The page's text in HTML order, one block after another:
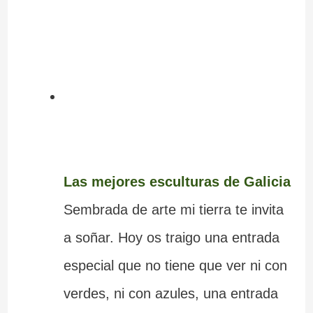
Las mejores esculturas de Galicia
Sembrada de arte mi tierra te invita
a soñar. Hoy os traigo una entrada
especial que no tiene que ver ni con
verdes, ni con azules, una entrada